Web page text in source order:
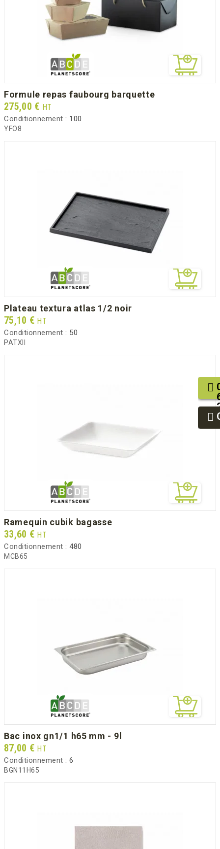
formule repas faubourg barquette
Prix
275,00 € HT
Conditionnement : 100
YFO8
plateau textura atlas 1/2 noir
Prix
75,10 € HT
Conditionnement : 50
PATXII
ramequin cubik bagasse
Prix
33,60 € HT
Conditionnement : 480
MCB65
bac inox gn1/1 h65 mm - 9l
Prix
87,00 € HT
Conditionnement : 6
BGN11H65